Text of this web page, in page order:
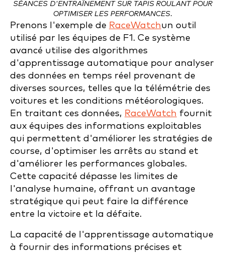
SÉANCES D'ENTRAÎNEMENT SUR TAPIS ROULANT POUR
OPTIMISER LES PERFORMANCES.
Prenons l'exemple de RaceWatchun outil
utilisé par les équipes de F1. Ce système
avancé utilise des algorithmes
d'apprentissage automatique pour analyser
des données en temps réel provenant de
diverses sources, telles que la télémétrie des
voitures et les conditions météorologiques.
En traitant ces données, RaceWatch fournit
aux équipes des informations exploitables
qui permettent d'améliorer les stratégies de
course, d'optimiser les arrêts au stand et
d'améliorer les performances globales.
Cette capacité dépasse les limites de
l'analyse humaine, offrant un avantage
stratégique qui peut faire la différence
entre la victoire et la défaite.
La capacité de l'apprentissage automatique
à fournir des informations précises et